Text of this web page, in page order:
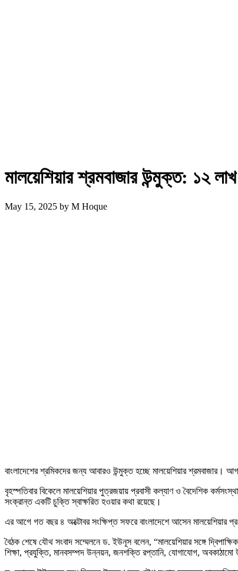
মালয়েশিয়ার শ্রমবাজার উন্মুক্ত: ১২
May 15, 2025 by M Hoque
বাংলাদেশের শ্রমিকদের জন্য আবারও উন্মুক্ত হচ্ছে মালয়েশিয়ার শ্রমবাজার।
বৃহস্পতিবার বিকেলে মালয়েশিয়ার পুত্রজয়ায় প্রবাসী কল্যাণ ও বৈদেশিক
সংক্রান্ত একটি চুক্তি স্বাক্ষরিত হওয়ার কথা রয়েছে।
এর আগে গত বছর ৪ অক্টোবর সংক্ষিপ্ত সফরে বাংলাদেশে আসেন মালয়েশিয়ার
বৈঠক শেষে যৌথ সংবাদ সম্মেলনে ড. ইউনূস বলেন, “মালয়েশিয়ার সঙ্গে
শিক্ষা, প্রযুক্তি, মানবসম্পদ উন্নয়ন, জনশক্তি রপ্তানি, যোগাযোগ, অবকাঠামো